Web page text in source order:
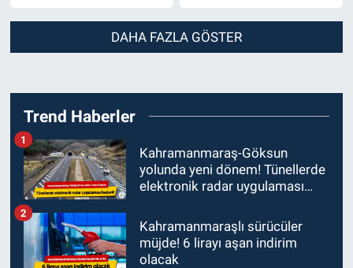
DAHA FAZLA GÖSTER
Trend Haberler
Kahramanmaraş-Göksun
yolunda yeni dönem! Tünellerde
elektronik radar uygulaması
1
Kahramanmaraşlı sürücüler
müjde! 6 lirayı aşan indirim
olacak
2